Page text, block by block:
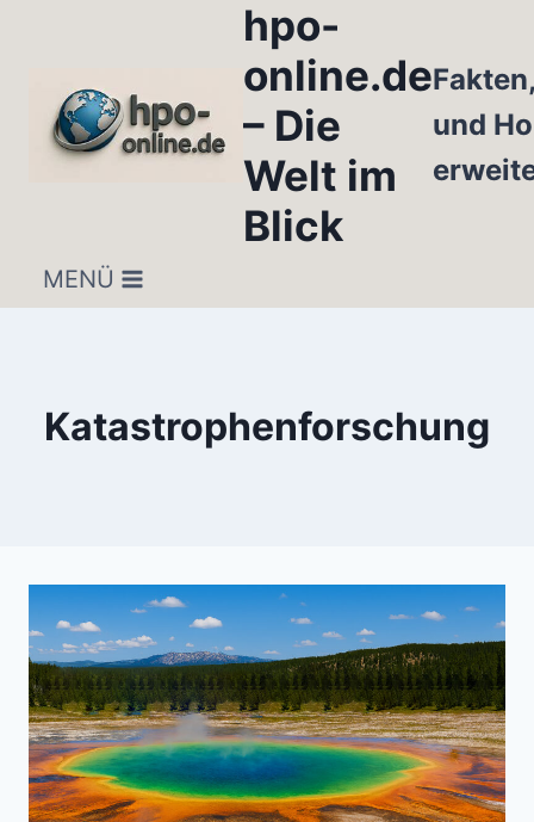
hpo-
online.de
– Die
Welt im
Blick
und
MENÜ
Katastrophenforschung